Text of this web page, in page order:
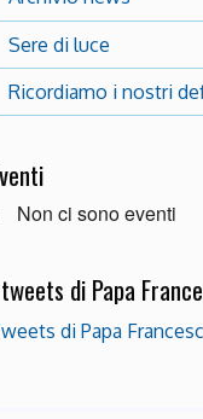
Sere di luce
Ricordiamo i nostri
Non ci sono eventi
di Papa
di Papa